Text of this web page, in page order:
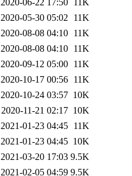
2020-06-22 17:50 11K
2020-05-30 05:02 11K
2020-08-08 04:10 11K
2020-08-08 04:10 11K
2020-09-12 05:00 11K
2020-10-17 00:56 11K
2020-10-24 03:57 10K
2020-11-21 02:17 10K
2021-01-23 04:45 11K
2021-01-23 04:45 10K
2021-03-20 17:03 9.5K
2021-02-05 04:59 9.5K